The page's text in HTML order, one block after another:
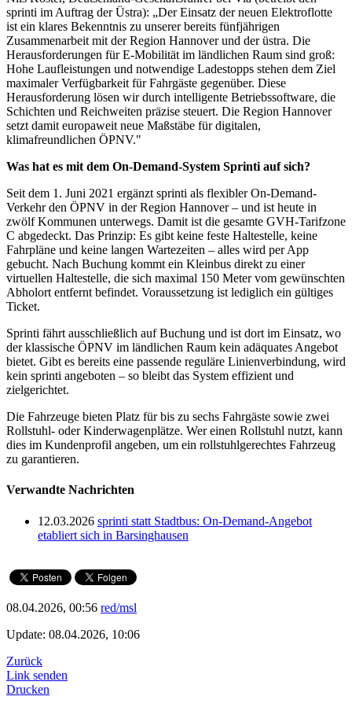
sprinti im Auftrag der Üstra): „Der Einsatz der neuen Elektroflotte
ist ein klares Bekenntnis zu unserer bereits fünfjährigen
Zusammenarbeit mit der Region Hannover und der üstra. Die
Herausforderungen für E-Mobilität im ländlichen Raum sind groß:
Hohe Laufleistungen und notwendige Ladestopps stehen dem Ziel
maximaler Verfügbarkeit für Fahrgäste gegenüber. Diese
Herausforderung lösen wir durch intelligente Betriebssoftware, die
Schichten und Reichweiten präzise steuert. Die Region Hannover
setzt damit europaweit neue Maßstäbe für digitalen,
klimafreundlichen ÖPNV."
Was hat es mit dem On-Demand-System Sprinti auf sich?
Seit dem 1. Juni 2021 ergänzt sprinti als flexibler On-Demand-
Verkehr den ÖPNV in der Region Hannover – und ist heute in
zwölf Kommunen unterwegs. Damit ist die gesamte GVH-Tarifzone
C abgedeckt. Das Prinzip: Es gibt keine feste Haltestelle, keine
Fahrpläne und keine langen Wartezeiten – alles wird per App
gebucht. Nach Buchung kommt ein Kleinbus direkt zu einer
virtuellen Haltestelle, die sich maximal 150 Meter vom gewünschten
Abholort entfernt befindet. Voraussetzung ist lediglich ein gültiges
Ticket.
Sprinti fährt ausschließlich auf Buchung und ist dort im Einsatz, wo
der klassische ÖPNV im ländlichen Raum kein adäquates Angebot
bietet. Gibt es bereits eine passende reguläre Linienverbindung, wird
kein sprinti angeboten – so bleibt das System effizient und
zielgerichtet.
Die Fahrzeuge bieten Platz für bis zu sechs Fahrgäste sowie zwei
Rollstuhl- oder Kinderwagenplätze. Wer einen Rollstuhl nutzt, kann
dies im Kundenprofil angeben, um ein rollstuhlgerechtes Fahrzeug
zu garantieren.
Verwandte Nachrichten
12.03.2026 sprinti statt Stadtbus: On-Demand-Angebot
etabliert sich in Barsinghausen
08.04.2026, 00:56 red/msl
Update: 08.04.2026, 10:06
Zurück
Link senden
Drucken